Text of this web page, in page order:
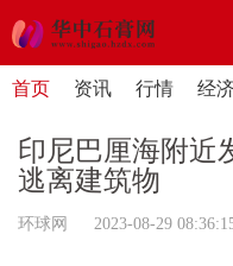
首页 资讯 行情 经
印尼巴厘海附近
逃离建筑物
环球网 2023-08-29